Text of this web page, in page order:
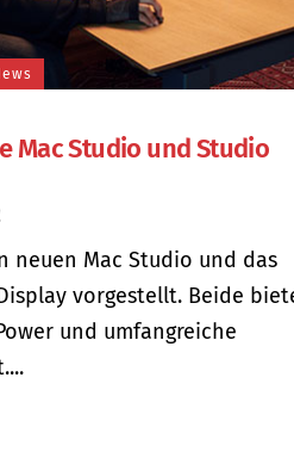
Mac Studio und Studio
neuen Mac Studio und das
vorgestellt. Beide
und umfangreiche